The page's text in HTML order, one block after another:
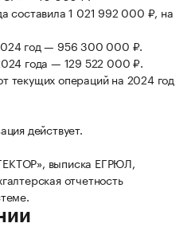
составила 1 021 992 000 ₽, на
год — 956 300 000 ₽.
года — 129 522 000 ₽.
текущих операций на 2024 год
действует.
выписка ЕГРЮЛ,
отчетность